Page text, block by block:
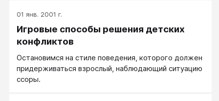
01 янв. 2001 г.
Игровые способы решения детских
конфликтов
Остановимся на стиле поведения, которого должен
придерживаться взрослый, наблюдающий ситуацию
ссоры.